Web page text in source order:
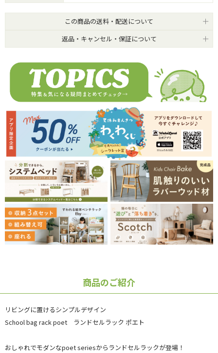
この商品の送料・配送について
返品・キャンセル・保証について
商品のご紹介
リビングに置けるシンプルデザイン
School bag rack poet ランドセルラック ポエト
おしゃれでモダンなpoet seriesからランドセルラックが登場！